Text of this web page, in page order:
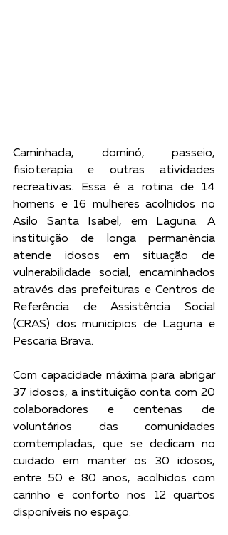
Caminhada, dominó, passeio,
fisioterapia e outras atividades
recreativas. Essa é a rotina de 14
homens e 16 mulheres acolhidos no
Asilo Santa Isabel, em Laguna. A
instituição de longa permanência
atende idosos em situação de
vulnerabilidade social, encaminhados
através das prefeituras e Centros de
Referência de Assistência Social
(CRAS) dos municípios de Laguna e
Pescaria Brava.
Com capacidade máxima para abrigar
37 idosos, a instituição conta com 20
colaboradores e centenas de
voluntários das comunidades
comtempladas, que se dedicam no
cuidado em manter os 30 idosos,
entre 50 e 80 anos, acolhidos com
carinho e conforto nos 12 quartos
disponíveis no espaço.